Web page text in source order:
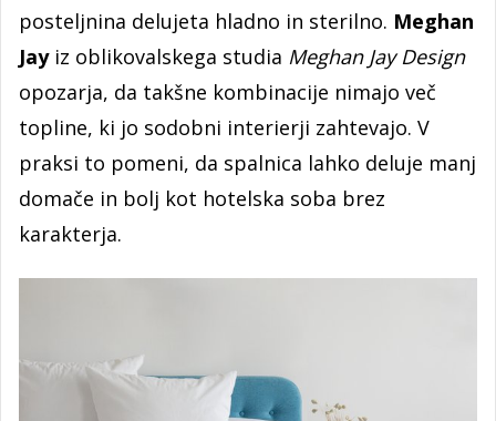
posteljnina delujeta hladno in sterilno. Meghan
Jayiz oblikovalskega studia Meghan Jay Design
opozarja, da takšne kombinacije nimajo več
topline, ki jo sodobni interierji zahtevajo. V
praksi to pomeni, da spalnica lahko deluje manj
domače in bolj kot hotelska soba brez
karakterja.